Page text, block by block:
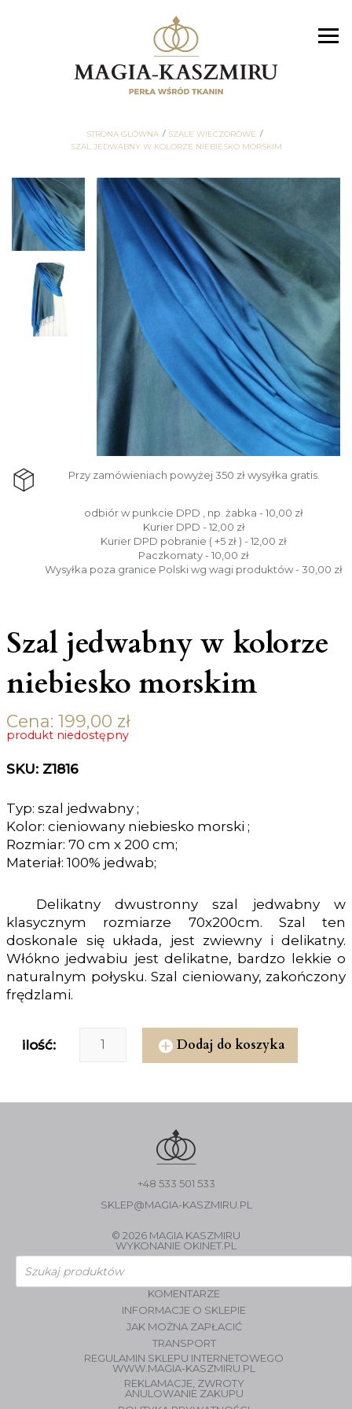
STRONA GŁÓWNA
SZALE WIECZOROWE
SZAL JEDWABNY W KOLORZE NIEBIESKO MORSKIM
Przy zamówieniach powyżej 350 zł wysyłka gratis.
odbiór w punkcie DPD , np. żabka - 10,00 zł
Kurier DPD - 12,00 zł
Kurier DPD pobranie ( +5 zł ) - 12,00 zł
Paczkomaty - 10,00 zł
Wysyłka poza granice Polski wg wagi produktów - 30,00 zł
Szal jedwabny w kolorze
niebiesko morskim
Cena: 199,00 zł
produkt niedostępny
SKU: Z1816
Typ: szal jedwabny ;
Kolor: cieniowany niebiesko morski ;
Rozmiar: 70 cm x 200 cm;
Materiał: 100% jedwab;
Delikatny dwustronny szal jedwabny w
klasycznym rozmiarze 70x200cm. Szal ten
doskonale się układa, jest zwiewny i delikatny.
Włókno jedwabiu jest delikatne, bardzo lekkie o
naturalnym połysku. Szal cieniowany, zakończony
frędzlami.
ilość: Dodaj do koszyka
+48 533 501 533
SKLEP@MAGIA-KASZMIRU.PL
© 2026 MAGIA KASZMIRU
WYKONANIE OKINET.PL
Wyszukiwarka
produktów
KOMENTARZE
INFORMACJE O SKLEPIE
JAK MOŻNA ZAPŁACIĆ
TRANSPORT
REGULAMIN SKLEPU INTERNETOWEGO
WWW.MAGIA-KASZMIRU.PL
REKLAMACJE, ZWROTY
ANULOWANIE ZAKUPU